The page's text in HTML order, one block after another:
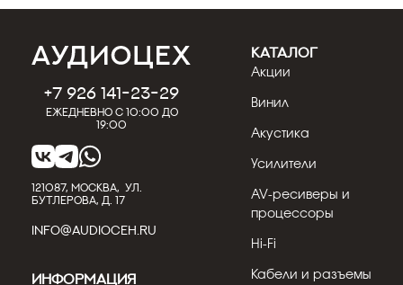
+7 926 141-23-29
Ежедневно с 10:00 до
19:00
121087, МОСКВА, УЛ.
БУТЛЕРОВА, Д. 17
INFO@AUDIOCEH.RU
КАТАЛОГ
Акции
Винил
Акустика
Усилители
AV-ресиверы и
процессоры
Hi-Fi
Кабели и разъемы
Информация